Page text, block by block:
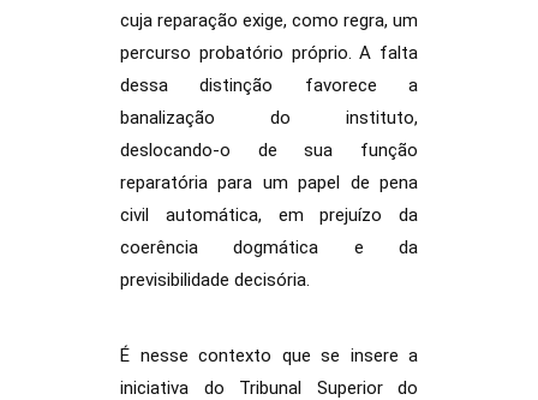
cuja reparação exige, como regra, um
percurso probatório próprio. A falta
dessa distinção favorece a
banalização do instituto,
deslocando-o de sua função
reparatória para um papel de pena
civil automática, em prejuízo da
coerência dogmática e da
previsibilidade decisória.
É nesse contexto que se insere a
iniciativa do Tribunal Superior do